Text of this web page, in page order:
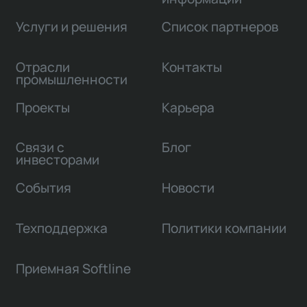
Услуги и решения
Отрасли
промышленности
Проекты
Связи с
инвесторами
Список партнеров
Контакты
Карьера
Блог
События Новости
Техподдержка Политики компании
Приемная Softline